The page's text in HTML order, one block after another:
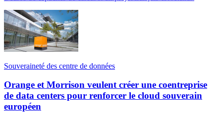
Souveraineté des centre de données
Orange et Morrison veulent créer une coentreprise
de data centers pour renforcer le cloud souverain
européen